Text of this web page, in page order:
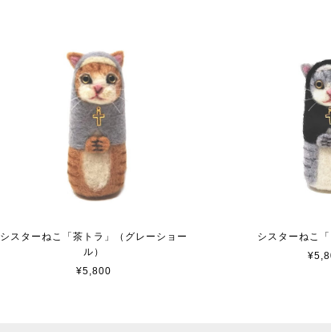
シスターねこ「茶トラ」（グレーショー
ル）
¥5,800
シスターねこ「